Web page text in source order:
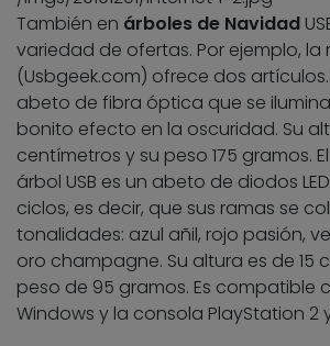
También en árboles de Navidad
variedad de ofertas. Por ejemplo, la
(Usbgeek.com) ofrece dos artículos.
abeto de fibra óptica que se
bonito efecto en la oscuridad. Su
centímetros y su peso 175 gramos.
árbol USB es un abeto de diodos
ciclos, es decir, que sus ramas se
tonalidades: azul añil, rojo pasión,
oro champagne. Su altura es de 15
peso de 95 gramos. Es compatible
Windows y la consola PlayStation 2